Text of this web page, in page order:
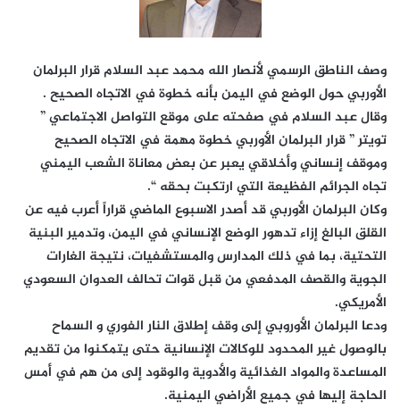
وصف الناطق الرسمي لأنصار الله محمد عبد السلام قرار البرلمان
الأوربي حول الوضع في اليمن بأنه خطوة في الاتجاه الصحيح .
وقال عبد السلام في صفحته على موقع التواصل الاجتماعي ”
تويتر ” قرار البرلمان الأوربي خطوة مهمة في الاتجاه الصحيح
وموقف إنساني وأخلاقي يعبر عن بعض معاناة الشعب اليمني
تجاه الجرائم الفظيعة التي ارتكبت بحقه “.
وكان البرلمان الأوربي قد أصدر الاسبوع الماضي قراراً أعرب فيه عن
القلق البالغ إزاء تدهور الوضع الإنساني في اليمن، وتدمير البنية
التحتية، بما في ذلك المدارس والمستشفيات، نتيجة الغارات
الجوية والقصف المدفعي من قبل قوات تحالف العدوان السعودي
الأمريكي.
ودعا البرلمان الأوروبي إلى وقف إطلاق النار الفوري و السماح
بالوصول غير المحدود للوكالات الإنسانية حتى يتمكنوا من تقديم
المساعدة والمواد الغذائية والأدوية والوقود إلى من هم في أمس
الحاجة إليها في جميع الأراضي اليمنية.